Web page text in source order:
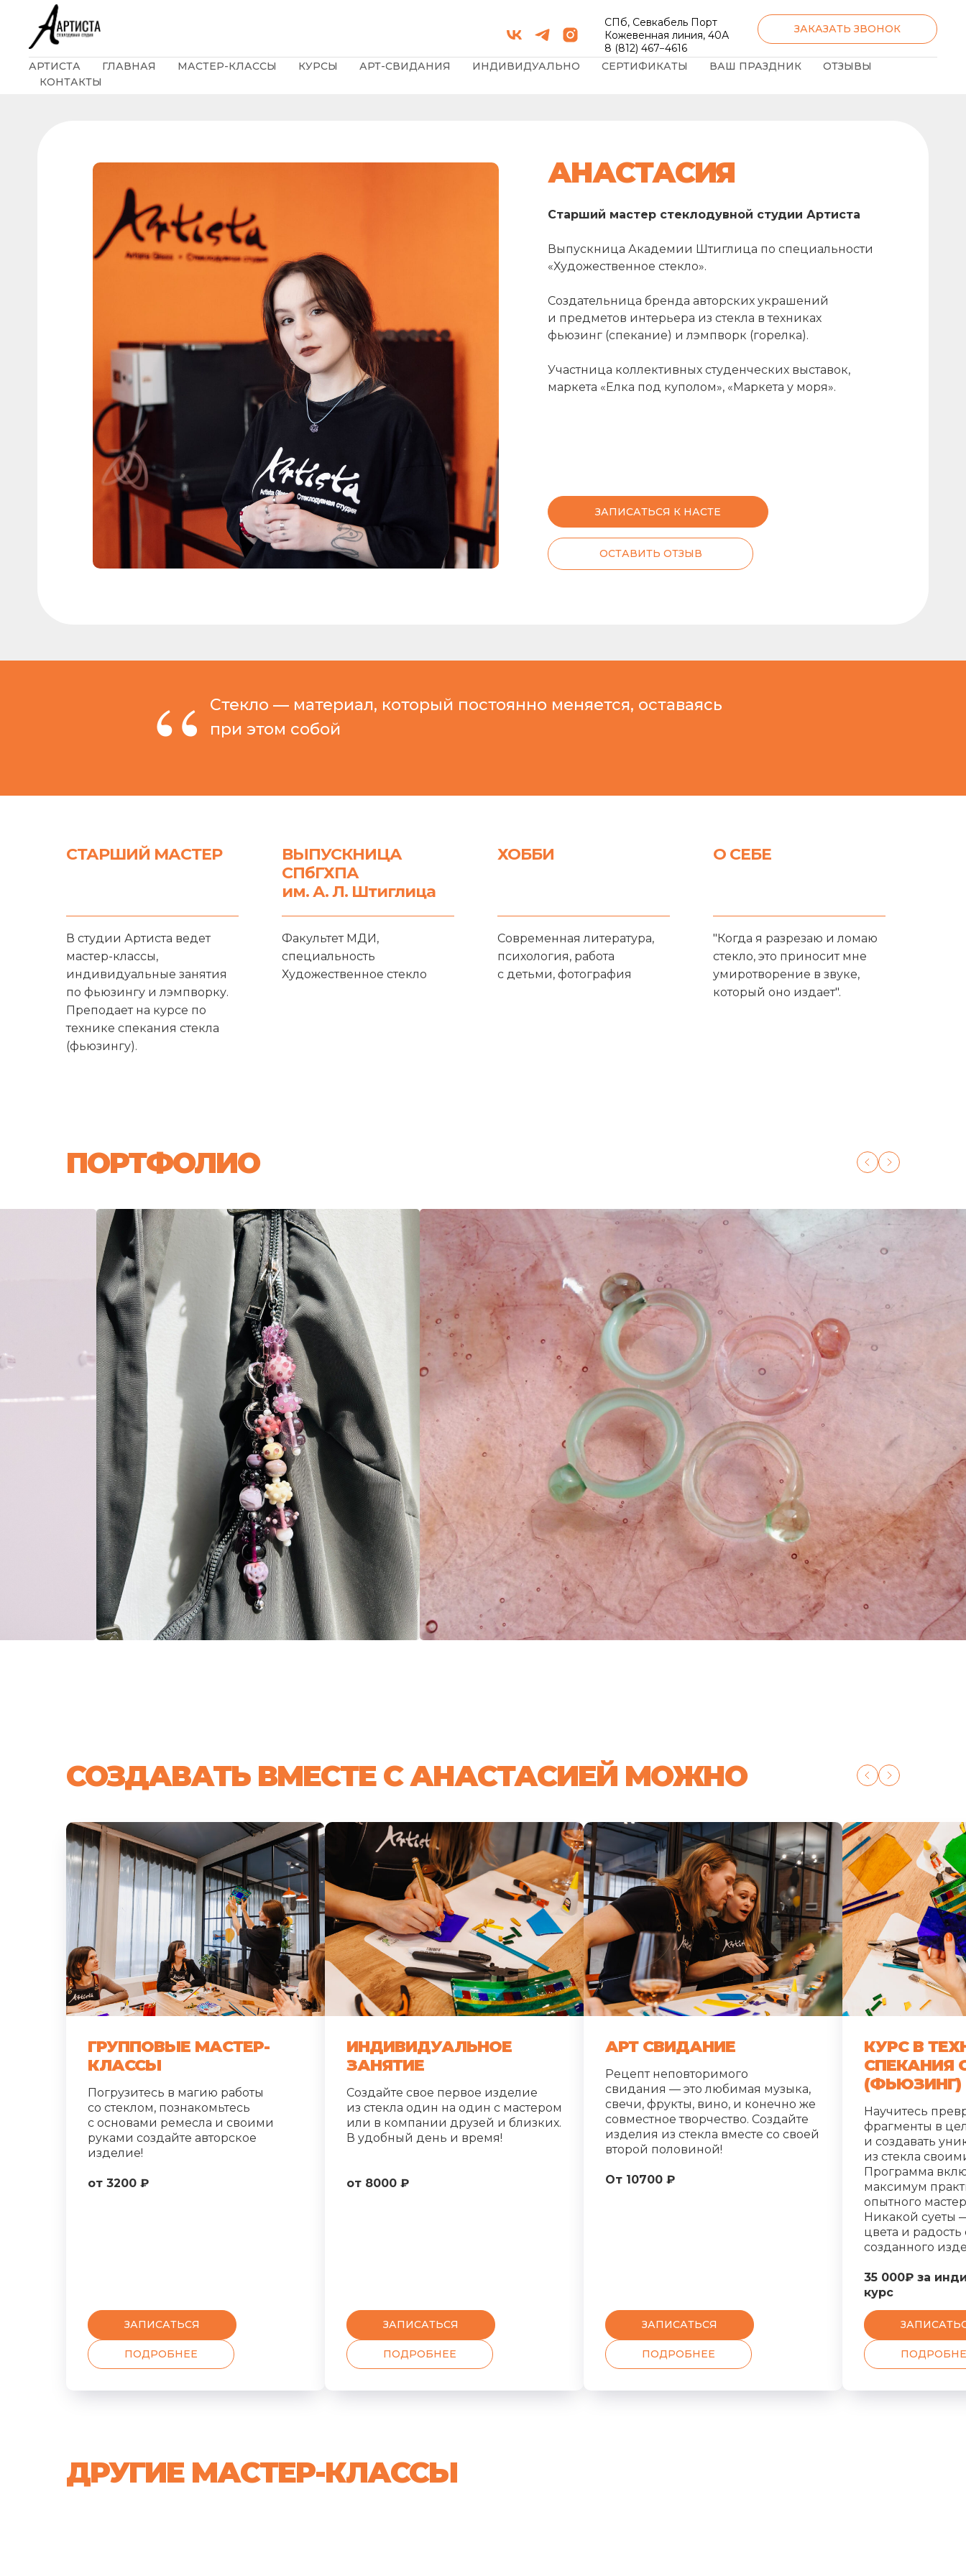
СПб, Севкабель Порт
Кожевенная линия, 40А
8 (812) 467−4616
ЗАКАЗАТЬ ЗВОНОК
АРТИСТА ГЛАВНАЯ МАСТЕР-КЛАССЫ КУРСЫ АРТ-СВИДАНИЯ ИНДИВИДУАЛЬНО СЕРТИФИКАТЫ ВАШ ПРАЗДНИК
ОТЗЫВЫ
КОНТАКТЫ
ЗАПИСАТЬСЯ К НАСТЕ
ОСТАВИТЬ ОТЗЫВ
Старший мастер стеклодувной студии Артиста
Выпускница Академии Штиглица по специальности
«Художественное стекло».
Создательница бренда авторских украшений
и предметов интерьера из стекла в техниках
фьюзинг (спекание) и лэмпворк (горелка).
Участница коллективных студенческих выставок,
маркета «Елка под куполом», «Маркета у моря».
АНАСТАСИЯ
“
Стекло — материал, который постоянно меняется, оставаясь
при этом собой
СТАРШИЙ МАСТЕР
В студии Артиста ведет
мастер-классы,
индивидуальные занятия
по фьюзингу и лэмпворку.
Преподает на курсе по
технике спекания стекла
(фьюзингу).
ВЫПУСКНИЦА
СПбГХПА
им. А. Л. Штиглица
Факультет МДИ,
специальность
Художественное стекло
ХОББИ
Современная литература,
психология, работа
с детьми, фотография
О СЕБЕ
"Когда я разрезаю и ломаю
стекло, это приносит мне
умиротворение в звуке,
который оно издает".
ПОРТФОЛИО
СОЗДАВАТЬ ВМЕСТЕ С АНАСТАСИЕЙ МОЖНО
ГРУППОВЫЕ МАСТЕР-
КЛАССЫ
Погрузитесь в магию работы
со стеклом, познакомьтесь
с основами ремесла и своими
руками создайте авторское
изделие!
от 3200 ₽
ЗАПИСАТЬСЯ
ПОДРОБНЕЕ
ИНДИВИДУАЛЬНОЕ
ЗАНЯТИЕ
Создайте свое первое изделие
из стекла один на один с мастером
или в компании друзей и близких.
В удобный день и время!
от 8000 ₽
ЗАПИСАТЬСЯ
ПОДРОБНЕЕ
АРТ СВИДАНИЕ
Рецепт неповторимого
свидания — это любимая музыка,
свечи, фрукты, вино, и конечно же
совместное творчество. Создайте
изделия из стекла вместе со своей
второй половиной!
От 10700 ₽
ЗАПИСАТЬСЯ
ПОДРОБНЕЕ
КУРС В
СПЕКАНИЯ
(ФЬЮЗИНГ)
Научитесь
фрагменты в
и создавать
из стекла
Программа
максимум
опытного
Никакой суеты
цвета и радость
созданного
35 000₽ за
курс
ДРУГИЕ МАСТЕР-КЛАССЫ